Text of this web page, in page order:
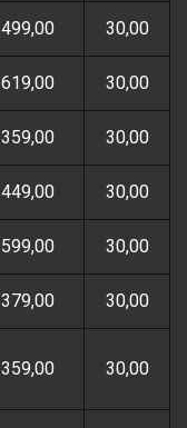
499,00 30,00
619,00 30,00
359,00 30,00
449,00 30,00
599,00 30,00
379,00 30,00
359,00 30,00